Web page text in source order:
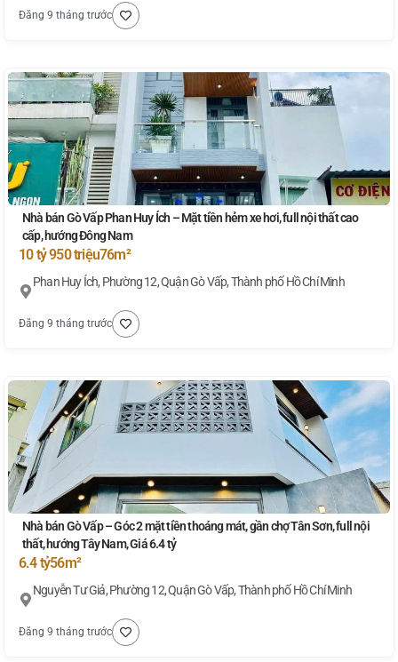
Đăng 9 tháng trước
Nhà bán Gò Vấp Phan Huy Ích – Mặt tiền hẻm xe hơi, full nội thất cao
cấp, hướng Đông Nam
10 tỷ 950 triệu76m²
Phan Huy Ích, Phường 12, Quận Gò Vấp, Thành phố Hồ Chí Minh
Đăng 9 tháng trước
Nhà bán Gò Vấp – Góc 2 mặt tiền thoáng mát, gần chợ Tân Sơn, full nội
thất, hướng Tây Nam, Giá 6.4 tỷ
6.4 tỷ56m²
Nguyễn Tư Giả, Phường 12, Quận Gò Vấp, Thành phố Hồ Chí Minh
Đăng 9 tháng trước